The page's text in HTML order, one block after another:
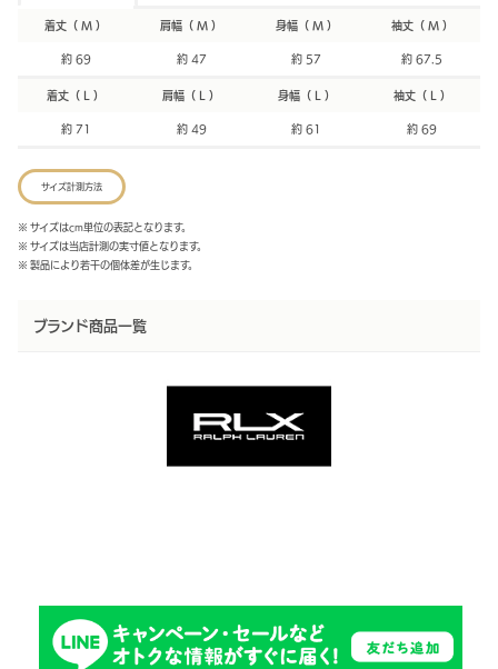
着丈（ M ）
約 69
肩幅（ M ）
約 47
身幅（ M ）
約 57
袖丈（ M ）
約 67.5
着丈（ L ）
約 71
肩幅（ L ）
約 49
身幅（ L ）
約 61
袖丈（ L ）
約 69
サイズ計測方法
※ サイズはcm単位の表記となります。
※ サイズは当店計測の実寸値となります。
※ 製品により若干の個体差が生じます。
ブランド商品一覧